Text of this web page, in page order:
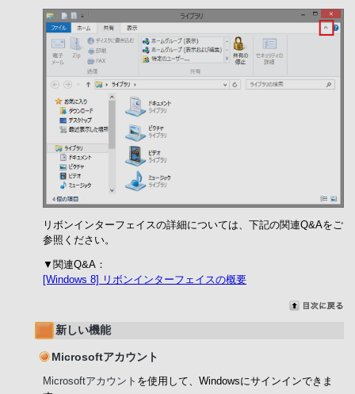
リボンインターフェイスの詳細については、下記の関連Q&Aをご
参照ください。
▼関連Q&A：
[Windows 8] リボンインターフェイスの概要
新しい機能
Microsoftアカウント
Microsoftアカウント を使用して、Windowsにサインインできま